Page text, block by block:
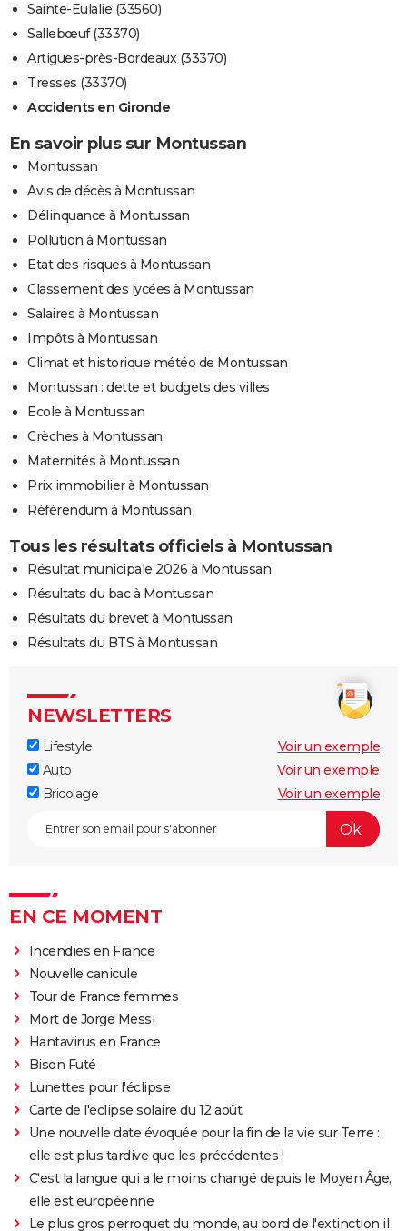
Sainte-Eulalie (33560)
Sallebœuf (33370)
Artigues-près-Bordeaux (33370)
Tresses (33370)
Accidents en Gironde
En savoir plus sur Montussan
Montussan
Avis de décès à Montussan
Délinquance à Montussan
Pollution à Montussan
Etat des risques à Montussan
Classement des lycées à Montussan
Salaires à Montussan
Impôts à Montussan
Climat et historique météo de Montussan
Montussan : dette et budgets des villes
Ecole à Montussan
Crèches à Montussan
Maternités à Montussan
Prix immobilier à Montussan
Référendum à Montussan
Tous les résultats officiels à Montussan
Résultat municipale 2026 à Montussan
Résultats du bac à Montussan
Résultats du brevet à Montussan
Résultats du BTS à Montussan
NEWSLETTERS
Lifestyle
Voir un exemple
Auto
Voir un exemple
Bricolage
Voir un exemple
EN CE MOMENT
Incendies en France
Nouvelle canicule
Tour de France femmes
Mort de Jorge Messi
Hantavirus en France
Bison Futé
Lunettes pour l'éclipse
Carte de l'éclipse solaire du 12 août
Une nouvelle date évoquée pour la fin de la vie sur Terre :
elle est plus tardive que les précédentes !
C'est la langue qui a le moins changé depuis le Moyen Âge,
elle est européenne
Le plus gros perroquet du monde, au bord de l'extinction il